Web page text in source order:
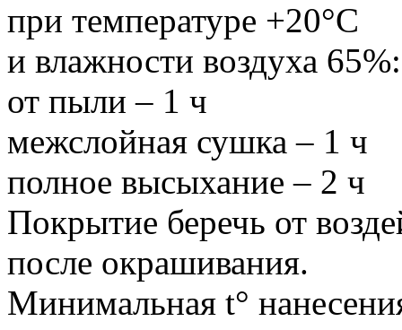
при температуре +20°С
и влажности воздуха 65%:
от пыли – 1 ч
межслойная сушка – 1 ч
полное высыхание – 2 ч
Покрытие беречь от
после окрашивания.
Минимальная t°